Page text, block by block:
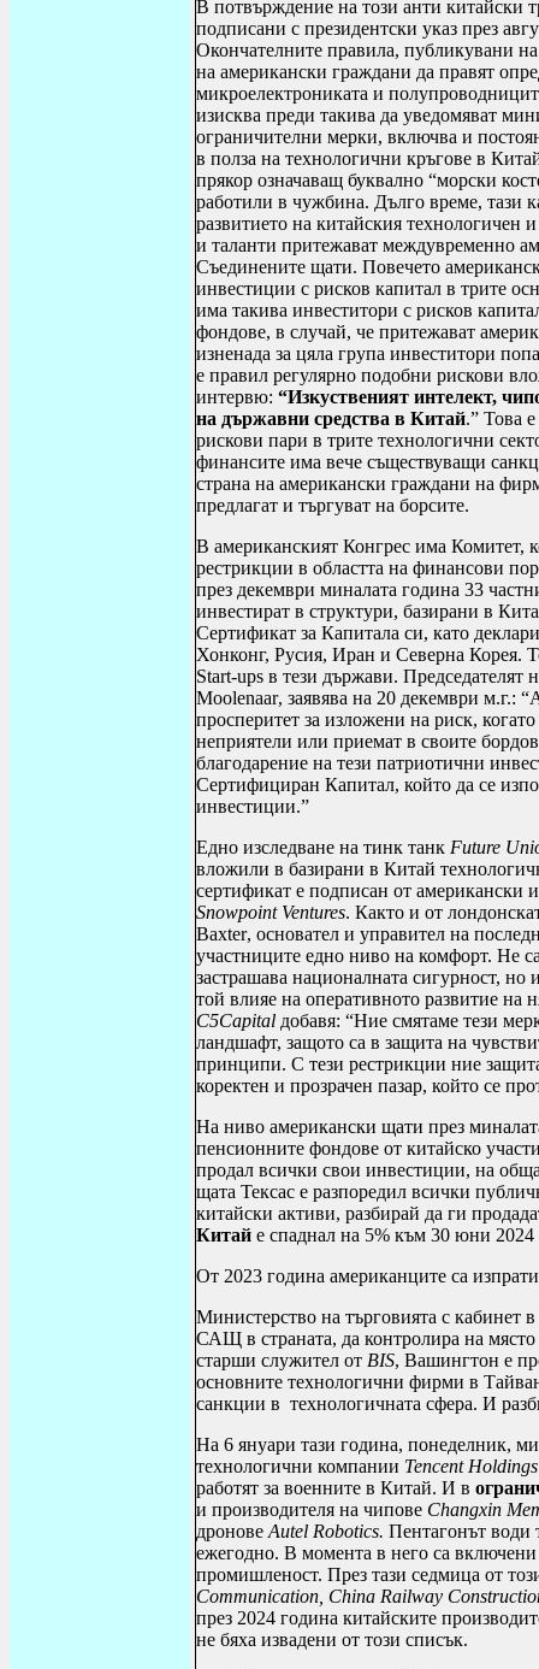
В потвърждение на този анти китайски
подписани с президентски указ през
Окончателните правила, публикувани
на американски граждани да правят
микроелектрониката и
изисква преди такива да уведомяват
ограничителни мерки, включва и
в полза на технологични кръгове в
прякор означаващ буквално “морски
работили в чужбина. Дълго време, тази
развитието на китайския
и таланти притежават междувременно
Съединените щати. Повечето
инвестиции с рисков капитал в трите
има такива инвеститори с рисков
фондове, в случай, че притежават
изненада за цяла група инвеститори
е правил регулярно подобни рискови
интервю: “Изкуственият интелект,
на държавни средства в Китай.” Това
рискови пари в трите технологични
финансите има вече съществуващи
страна на американски граждани на
предлагат и търгуват на борсите.
В американският Конгрес има Комитет,
рестрикции в областта на финансови
през декември миналата година 33
инвестират в структури, базирани в
Сертификат за Капитала си, като
Хонконг, Русия, Иран и Северна Корея.
Start-ups в тези държави.
Moolenaar, заявява на 20 декември м.г.:
просперитет за изложени на риск,
неприятели или приемат в своите
благодарение на тези патриотични
Сертифициран Капитал, който да се
инвестиции.”
Едно изследване на тинк танк Future
вложили в базирани в Китай
сертификат е подписан от
Snowpoint Ventures. Както и от
Baxter, основател и управител на
участниците едно ниво на комфорт. Не
застрашава националната сигурност, но
той влияе на оперативното развитие на
C5Capital добавя: “Ние смятаме тези
ландшафт, защото са в защита на
принципи. С тези рестрикции ние
коректен и прозрачен пазар, който се
На ниво американски щати през
пенсионните фондове от китайско
продал всички свои инвестиции, на
щата Тексас е разпоредил всички
китайски активи, разбирай да ги
Китай е спаднал на 5% към 30 юни 2024
От 2023 година американците са
Министерство на търговията с кабинет в
САЩ в страната, да контролира на
старши служител от BIS, Вашингтон е
основните технологични фирми в
санкции в технологичната сфера. И
На 6 януари тази година, понеделник,
технологични компании Tencent Holdings
работят за военните в Китай. И в
и производителя на чипове Changxin
дронове Autel Robotics. Пентагонът води
ежегодно. В момента в него са
промишленост. През тази седмица от
Communication China Railway
през 2024 година китайските
не бяха извадени от този списък.